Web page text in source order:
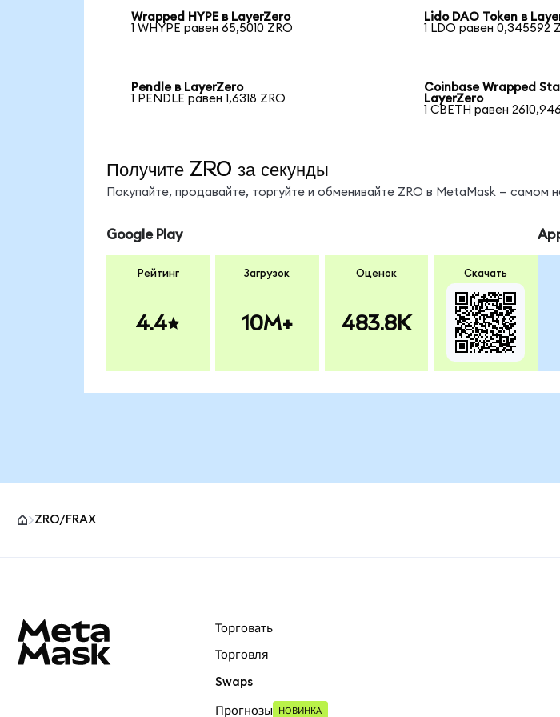
Wrapped HYPE в LayerZero
1 WHYPE равен 65,5010 ZRO
Lido DAO Token в
1 LDO равен 0,345592
Pendle в LayerZero
1 PENDLE равен 1,6318 ZRO
Coinbase Wrapped
LayerZero
1 CBETH равен
Получите ZRO за секунды
Покупайте, продавайте, торгуйте и обменивайте ZRO в MetaMask — самом
Google Play
Рейтинг
4.4
Загрузок
10M+
Оценок
483.8K
Скачать
ZRO/FRAX
Торговать
Торговля
Swaps
Прогнозы НОВИНКА